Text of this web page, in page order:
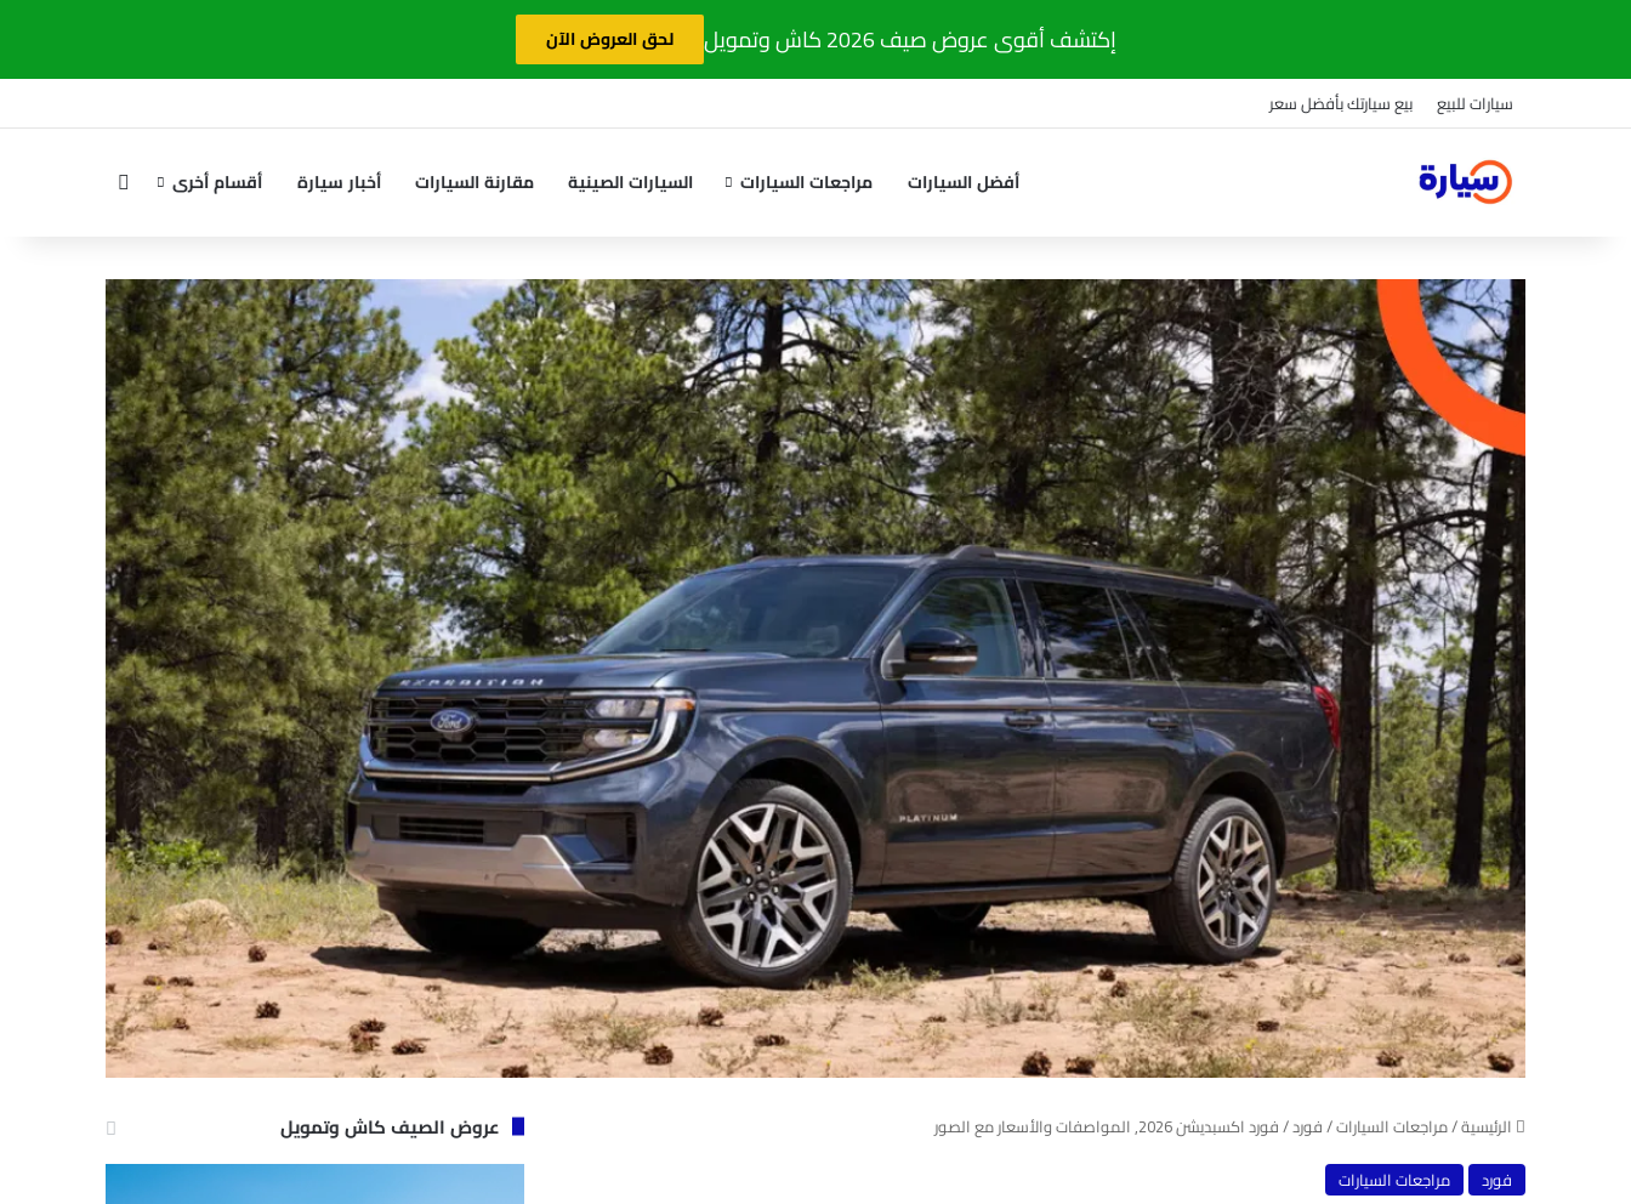
إكتشف أقوى عروض صيف 2026 كاش وتمويل لحق العروض الآن
سيارات للبيع بيع سيارتك بأفضل سعر
أفضل السيارات مراجعات السيارات السيارات الصينية مقارنة السيارات أخبار سيارة أقسام أخرى
الرئيسية/مراجعات السيارات/فورد/فورد اكسبديشن 2026, المواصفات والأسعار مع الصور
فورد
مراجعات السيارات
عروض الصيف كاش وتمويل